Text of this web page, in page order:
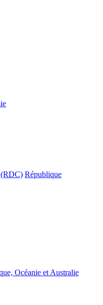
(RDC) République
Océanie et Australie